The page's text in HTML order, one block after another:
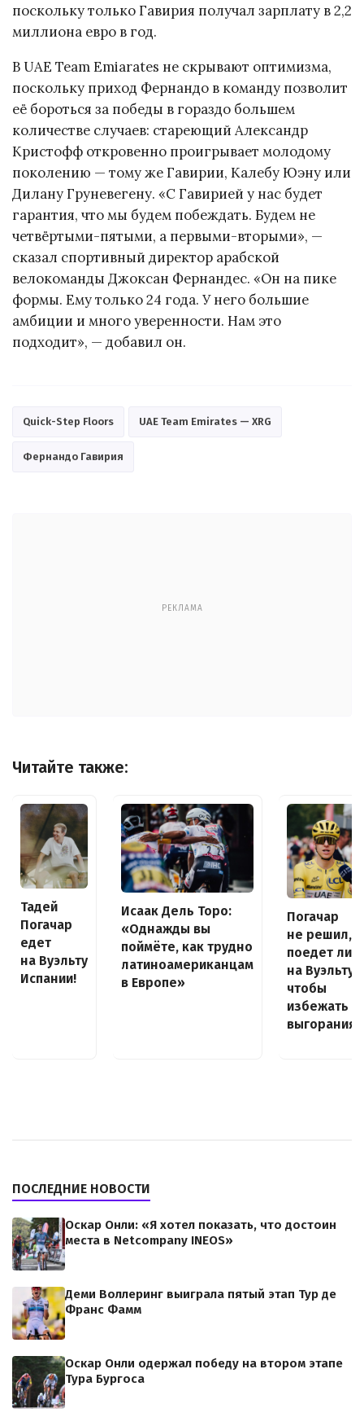
поскольку только Гавирия получал зарплату в 2,2
миллиона евро в год.
В UAE Team Emiarates не скрывают оптимизма,
поскольку приход Фернандо в команду позволит
её бороться за победы в гораздо большем
количестве случаев: стареющий Александр
Кристофф откровенно проигрывает молодому
поколению — тому же Гавирии, Калебу Юэну или
Дилану Груневегену. «С Гавирией у нас будет
гарантия, что мы будем побеждать. Будем не
четвёртыми-пятыми, а первыми-вторыми», —
сказал спортивный директор арабской
велокоманды Джоксан Фернандес. «Он на пике
формы. Ему только 24 года. У него большие
амбиции и много уверенности. Нам это
подходит», — добавил он.
Quick-Step Floors UAE Team Emirates — XRG
Фернандо Гавирия
РЕКЛАМА
Читайте также:
Тадей
Погачар
едет
на Вуэльту
Испании!
Исаак Дель Торо:
«Однажды вы
поймёте, как трудно
латиноамериканцам
в Европе»
Погачар
не решил,
поедет ли
на Вуэльту,
чтобы
избежать
выгорания
ПОСЛЕДНИЕ НОВОСТИ
Оскар Онли: «Я хотел показать, что достоин
места в Netcompany INEOS»
Деми Воллеринг выиграла пятый этап Тур де
Франс Фамм
Оскар Онли одержал победу на втором этапе
Тура Бургоса